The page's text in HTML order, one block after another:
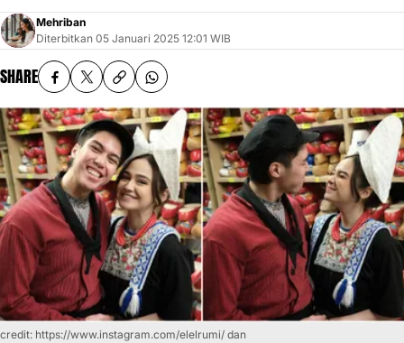
Mehriban
Diterbitkan 05 Januari 2025 12:01 WIB
SHARE
credit: https://www.instagram.com/elelrumi/ dan